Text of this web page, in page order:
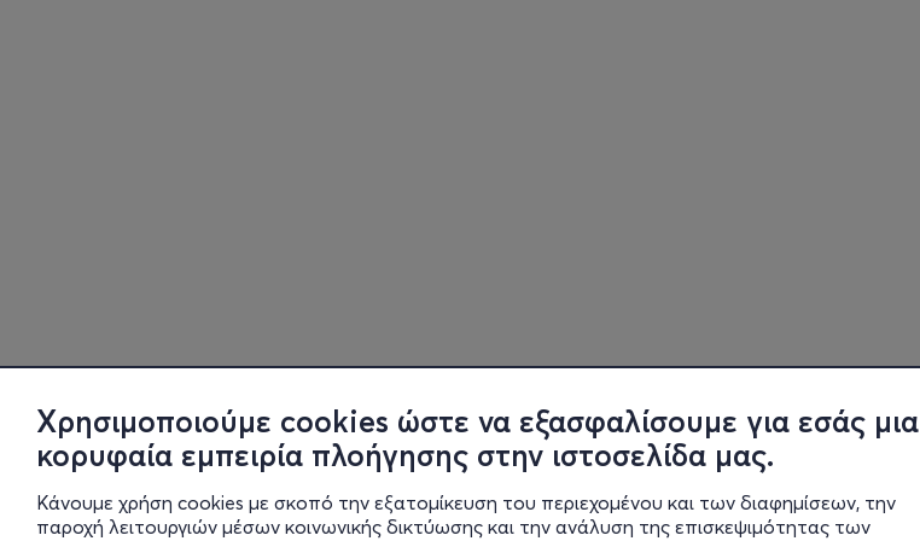
Χρησιμοποιούμε cookies ώστε να εξασφαλίσουμε για εσάς μια
κορυφαία εμπειρία πλοήγησης στην ιστοσελίδα μας.
Κάνουμε χρήση cookies με σκοπό την εξατομίκευση του περιεχομένου και των διαφημίσεων, την
παροχή λειτουργιών μέσων κοινωνικής δικτύωσης και την ανάλυση της επισκεψιμότητας των